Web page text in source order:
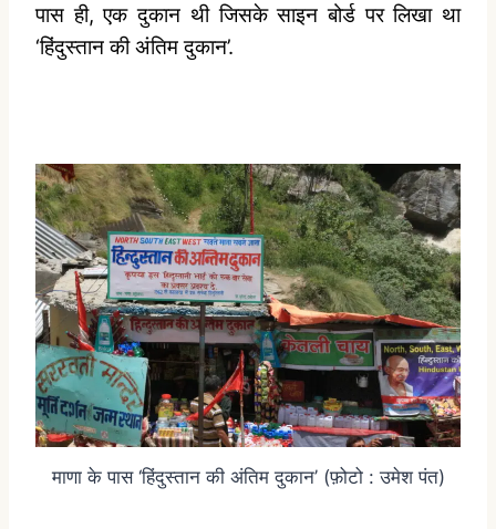
पास ही, एक दुकान थी जिसके साइन बोर्ड पर लिखा था
‘हिंदुस्तान की अंतिम दुकान’.
माणा के पास ‘हिंदुस्तान की अंतिम दुकान’ (फ़ोटो : उमेश पंत)